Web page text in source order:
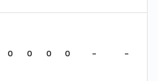
0 0 0 0 - -